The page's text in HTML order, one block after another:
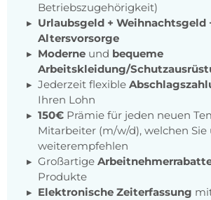
Betriebszugehörigkeit)
Urlaubsgeld + Weihnachtsgeld
Altersvorsorge
Moderne und bequeme
Arbeitskleidung/
Jederzeit flexible
Ihren Lohn
150€ Prämie für jeden neuen
Mitarbeiter (m/w/d), welchen Sie
weiterempfehlen
Großartige
Produkte
Elektronische Zeiterfassung